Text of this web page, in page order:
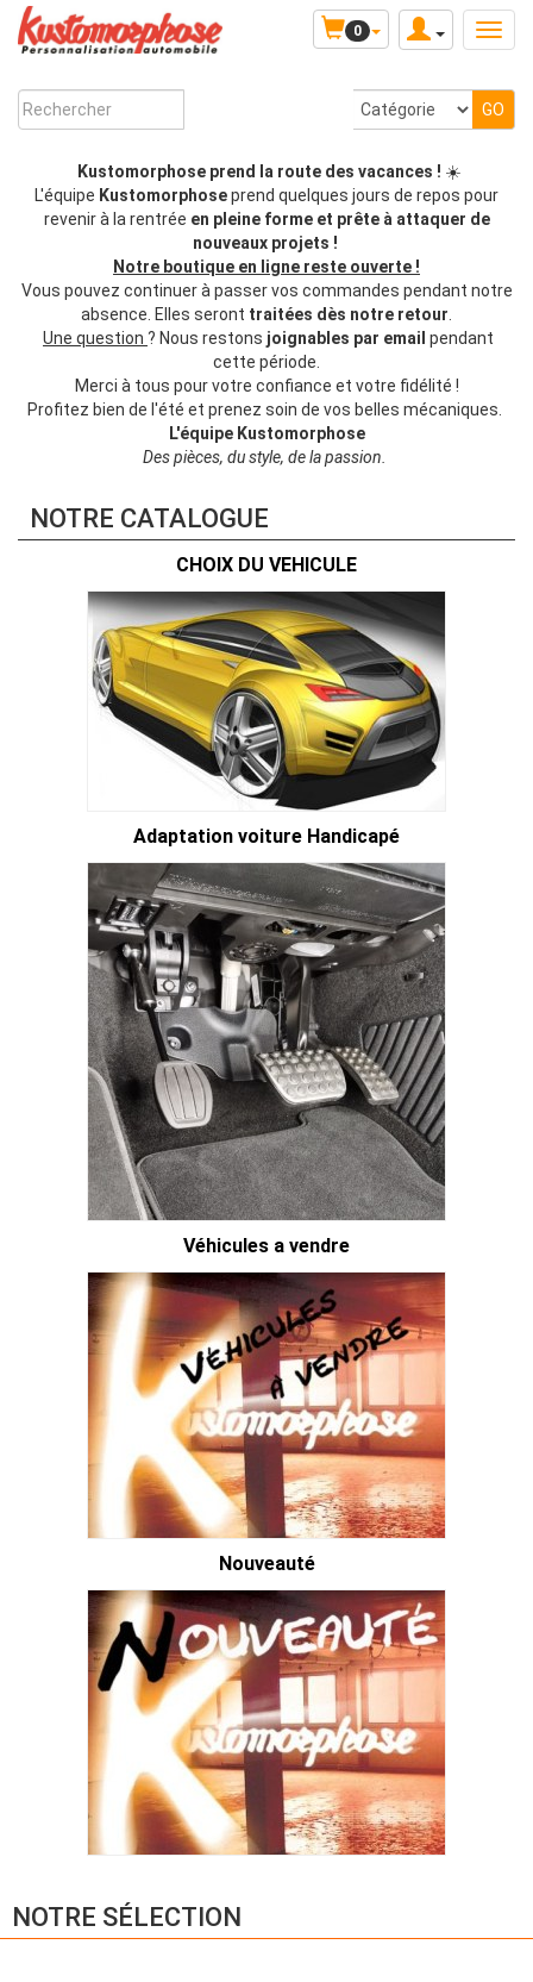
0
Kustomorphose prend la route des vacances ! ☀️
L'équipe Kustomorphoseprend quelques jours de repos pour
revenir à la rentrée en pleine forme et prête à attaquer de
nouveaux projets !
Notre boutique en ligne reste ouverte !
Vous pouvez continuer à passer vos commandes pendant notre
absence. Elles seront traitées dès notre retour
Une question ? Nous restons joignables par email pendant
cette période.
Merci à tous pour votre confiance et votre fidélité !
Profitez bien de l'été et prenez soin de vos belles mécaniques.
L'équipe Kustomorphose
Des pièces, du style, de la passion.
NOTRE CATALOGUE
CHOIX DU VEHICULE
Adaptation voiture Handicapé
Véhicules a vendre
Nouveauté
NOTRE SÉLECTION